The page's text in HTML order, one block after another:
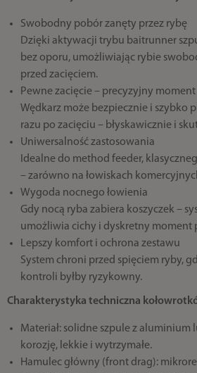
Swobodny pobór zanęty przez rybę
Dzięki aktywacji trybu baitrunner
bez oporu, umożliwiając rybie
przed zacięciem.
Pewne zacięcie – precyzyjny moment
Wędkarz może bezpiecznie i szybko
razu po zacięciu – błyskawicznie i
Uniwersalność zastosowania
Idealne do method feeder,
– zarówno na łowiskach
Wygoda nocnego łowienia
Gdy nocą ryba zabiera koszyczek –
umożliwia cichy i dyskretny moment
Lepszy komfort i ochrona zestawu
System chroni przed spięciem ryby,
kontroli byłby ryzykowny.
Charakterystyka techniczna
Materiał: solidne szpule z aluminium
korozję, lekkie i wytrzymałe.
Hamulec główny (front drag):